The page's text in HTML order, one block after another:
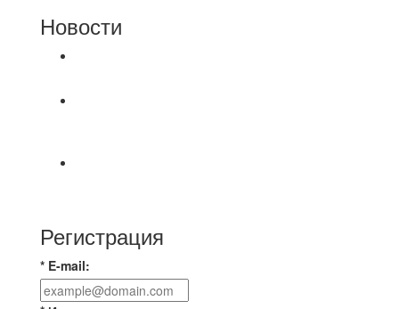
Новости
Регистрация
* E-mail: